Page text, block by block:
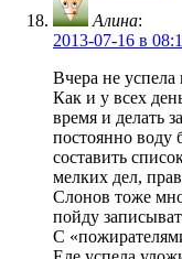
Алина:
2013-07-16 в
Вчера не успела
Как и у всех
время и делать
постоянно
составить
мелких дел,
Слонов тоже
пойду
С